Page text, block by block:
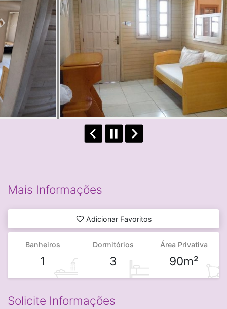
Mais Informações
Adicionar Favoritos
Banheiros
1
Dormitórios
3
Área Privativa
90m²
Solicite Informações